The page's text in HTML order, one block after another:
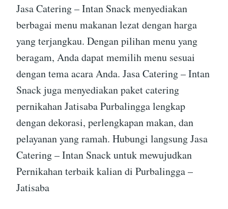
Jasa Catering – Intan Snack menyediakan
berbagai menu makanan lezat dengan harga
yang terjangkau. Dengan pilihan menu yang
beragam, Anda dapat memilih menu sesuai
dengan tema acara Anda. Jasa Catering – Intan
Snack juga menyediakan paket catering
pernikahan Jatisaba Purbalingga lengkap
dengan dekorasi, perlengkapan makan, dan
pelayanan yang ramah. Hubungi langsung Jasa
Catering – Intan Snack untuk mewujudkan
Pernikahan terbaik kalian di Purbalingga –
Jatisaba